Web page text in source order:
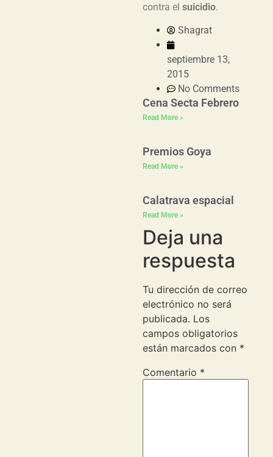
contra el suicidio.
Shagrat
septiembre 13,
2015
No Comments
Cena Secta Febrero
Read More »
Premios Goya
Read More »
Calatrava espacial
Read More »
Deja una
respuesta
Tu dirección de correo
electrónico no será
publicada. Los
campos obligatorios
están marcados con *
Comentario *